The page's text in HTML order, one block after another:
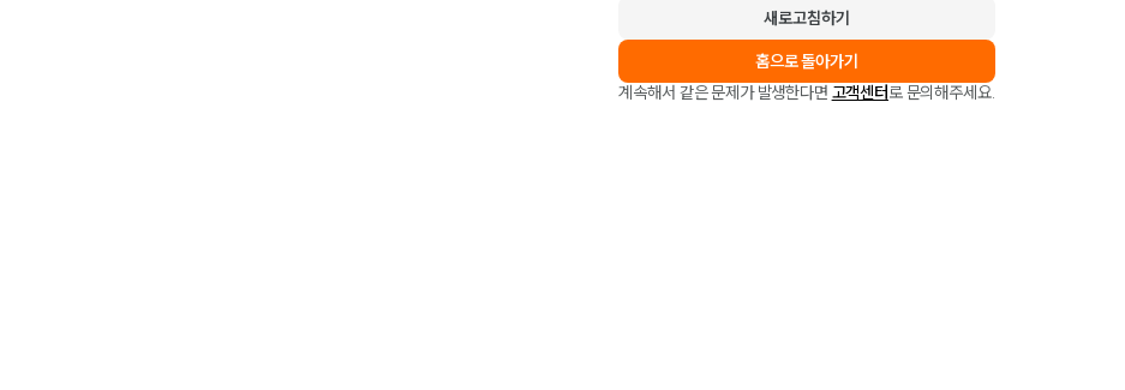
새로고침하기
홈으로 돌아가기
계속해서 같은 문제가 발생한다면 고객센터로 문의해주세요.